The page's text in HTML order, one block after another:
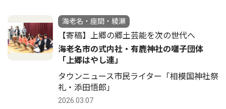
海老名・座間・綾瀬
【寄稿】上郷の郷土芸能を次の世代へ
海老名市の式内社・有鹿神社の囃子団体
「上郷はやし連」
タウンニュース市民ライター「相模国神社祭
礼・添田悟郎」
2026.03.07